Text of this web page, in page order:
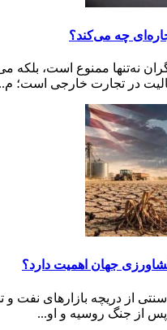
چه می‌کند؟
نه‌تنها ممنوع است،
در تجارت خارجی است؛
جهان اهمیت دارد؟
از دریچه بازارهای نفت
پس از جنگ روسیه و او...